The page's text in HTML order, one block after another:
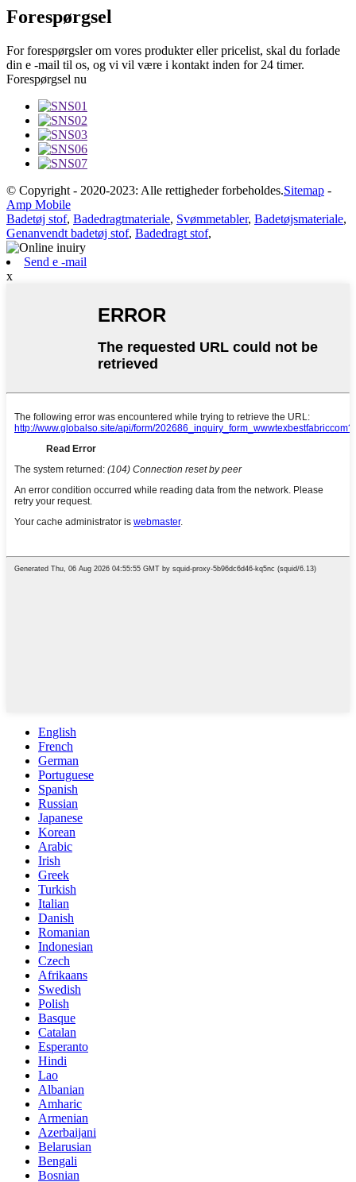
Forespørgsel
For forespørgsler om vores produkter eller pricelist, skal du forlade
din e -mail til os, og vi vil være i kontakt inden for 24 timer.
Forespørgsel nu
© Copyright - 2020-2023: Alle rettigheder forbeholdes.Sitemap -
Amp Mobile
Badetøj stof, Badedragtmateriale, Svømmetabler, Badetøjsmateriale,
Genanvendt badetøj stof, Badedragt stof,
Send e -mail
x
English
French
German
Portuguese
Spanish
Russian
Japanese
Korean
Arabic
Irish
Greek
Turkish
Italian
Danish
Romanian
Indonesian
Czech
Afrikaans
Swedish
Polish
Basque
Catalan
Esperanto
Hindi
Lao
Albanian
Amharic
Armenian
Azerbaijani
Belarusian
Bengali
Bosnian